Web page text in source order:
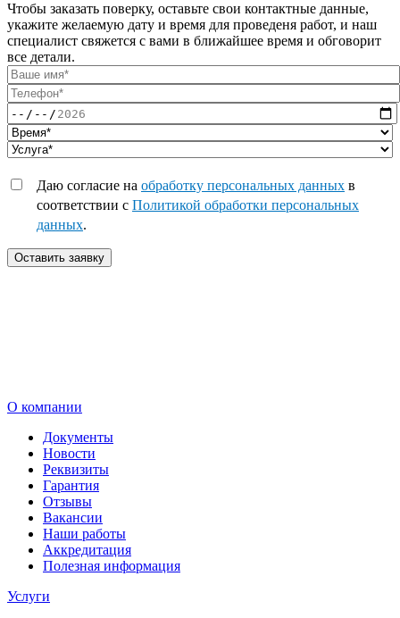
Чтобы заказать поверку, оставьте свои контактные данные,
укажите желаемую дату и время для проведеня работ, и наш
специалист свяжется с вами в ближайшее время и обговорит
все детали.
Даю согласие на обработку персональных данных в
соответствии с Политикой обработки персональных
данных.
Оставить заявку
О компании
Документы
Новости
Реквизиты
Гарантия
Отзывы
Вакансии
Наши работы
Аккредитация
Полезная информация
Услуги